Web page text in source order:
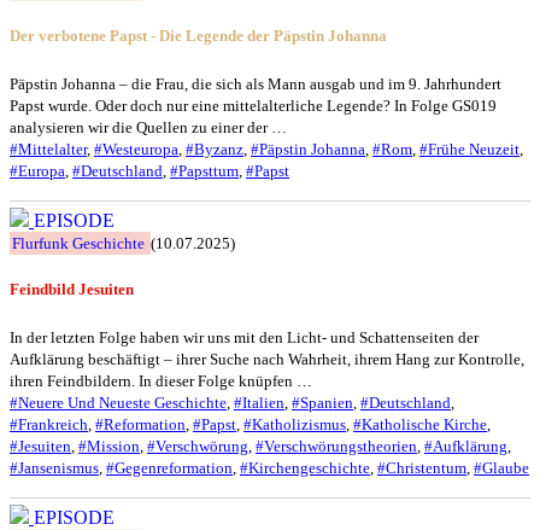
Der verbotene Papst - Die Legende der Päpstin Johanna
Päpstin Johanna – die Frau, die sich als Mann ausgab und im 9. Jahrhundert
Papst wurde. Oder doch nur eine mittelalterliche Legende? In Folge GS019
analysieren wir die Quellen zu einer der …
#Mittelalter, #Westeuropa, #Byzanz, #Päpstin Johanna, #Rom, #Frühe Neuzeit,
#Europa, #Deutschland, #Papsttum, #Papst
EPISODE
Flurfunk Geschichte (10.07.2025)
Feindbild Jesuiten
In der letzten Folge haben wir uns mit den Licht- und Schattenseiten der
Aufklärung beschäftigt – ihrer Suche nach Wahrheit, ihrem Hang zur Kontrolle,
ihren Feindbildern. In dieser Folge knüpfen …
#Neuere Und Neueste Geschichte, #Italien, #Spanien, #Deutschland,
#Frankreich, #Reformation, #Papst, #Katholizismus, #Katholische Kirche,
#Jesuiten, #Mission, #Verschwörung, #Verschwörungstheorien, #Aufklärung,
#Jansenismus, #Gegenreformation, #Kirchengeschichte, #Christentum, #Glaube
EPISODE